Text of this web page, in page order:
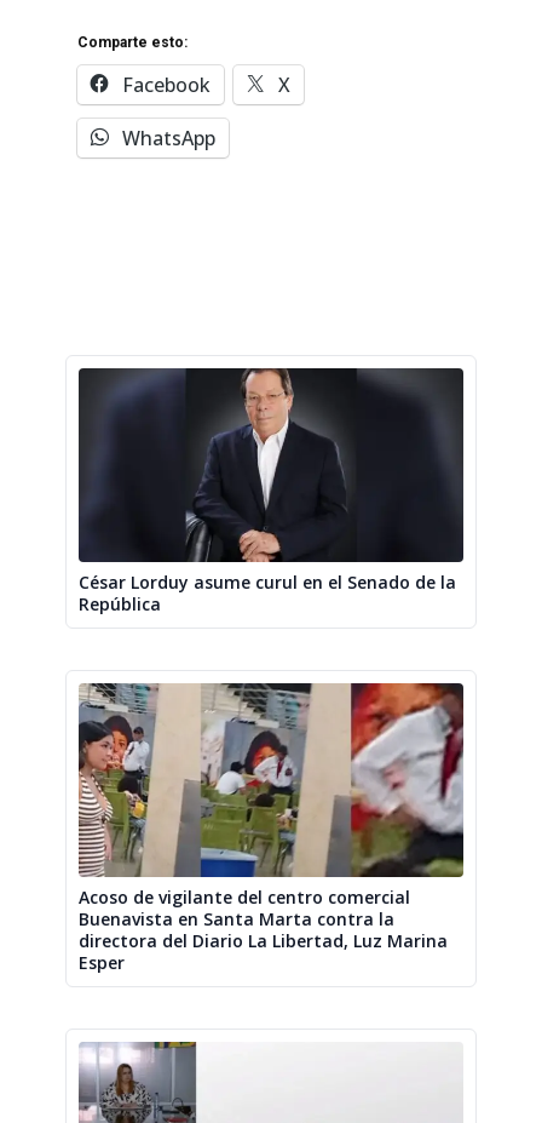
Comparte esto:
Facebook
X
WhatsApp
César Lorduy asume curul en el Senado de la
República
Acoso de vigilante del centro comercial
Buenavista en Santa Marta contra la
directora del Diario La Libertad, Luz Marina
Esper